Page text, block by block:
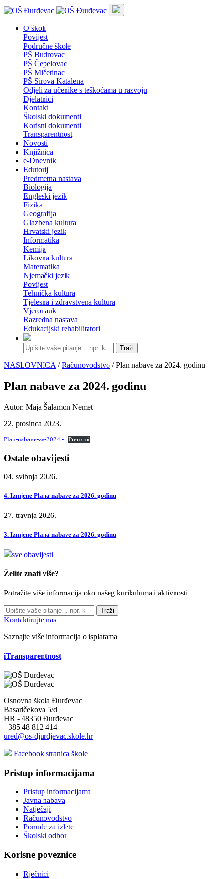
O školi
Povijest
Područne škole
PŠ Budrovac
PŠ Čepelovac
PŠ Mičetinac
PŠ Sirova Katalena
Odjeli za učenike s teškoćama u razvoju
Djelatnici
Kontakt
Školski dokumenti
Korisni dokumenti
Transparentnost
Novosti
Knjižnica
e-Dnevnik
Edutorij
Predmetna nastava
Biologija
Engleski jezik
Fizika
Geografija
Glazbena kultura
Hrvatski jezik
Informatika
Kemija
Likovna kultura
Matematika
Njemački jezik
Povijest
Tehnička kultura
Tjelesna i zdravstvena kultura
Vjeronauk
Razredna nastava
Edukacijski rehabilitatori
Traži
NASLOVNICA /Računovodstvo / Plan nabave za 2024. godinu
Plan nabave za 2024. godinu
Autor: Maja Šalamon Nemet
22. prosinca 2023.
Plan-nabave-za-2024.- Preuzmi
Ostale obavijesti
04. svibnja 2026.
4. Izmjene Plana nabave za 2026. godinu
27. travnja 2026.
3. Izmjene Plana nabave za 2026. godinu
sve obavijesti
Želite znati više?
Potražite više informacija oko našeg kurikuluma i aktivnosti.
Traži
Kontaktirajte nas
Saznajte više informacija o isplatama
iTransparentnost
Osnovna škola Đurđevac
Basaričekova 5/d
HR - 48350 Đurđevac
+385 48 812 414
ured@os-djurdjevac.skole.hr
Facebook stranica škole
Pristup informacijama
Pristup informacijama
Javna nabava
Natječaji
Računovodstvo
Ponude za izlete
Školski odbor
Korisne poveznice
Rječnici